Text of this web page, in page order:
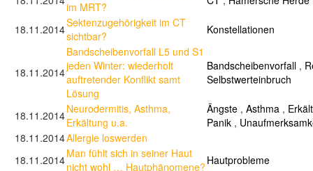
im MRT?
18.11.2014Sektenzugehörigkeit im CT
sichtbar?
Konstellationen
18.11.2014
Bandscheibenvorfall L5 und S1
jeden Winter: wiederholt
auftretender Konflikt samt
Lösung
Bandscheibenvorfall ,
Selbstwerteinbruch
18.11.2014Neurodermitis, Asthma,
Erkältung u.a.
Ängste , Asthma ,
Panik ,
18.11.2014Allergie loswerden
18.11.2014Man fühlt sich in seiner Haut
nicht wohl … Hautphänomene? Hautprobleme